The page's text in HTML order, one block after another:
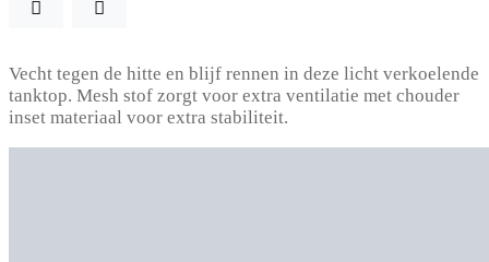
Vecht tegen de hitte en blijf rennen in deze licht verkoelende
tanktop. Mesh stof zorgt voor extra ventilatie met chouder
inset materiaal voor extra stabiliteit.